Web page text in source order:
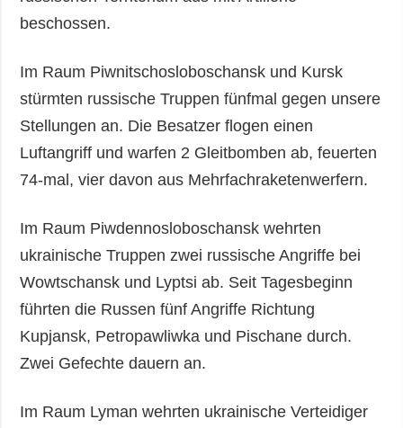
beschossen.
Im Raum Piwnitschosloboschansk und Kursk
stürmten russische Truppen fünfmal gegen unsere
Stellungen an. Die Besatzer flogen einen
Luftangriff und warfen 2 Gleitbomben ab, feuerten
74-mal, vier davon aus Mehrfachraketenwerfern.
Im Raum Piwdennosloboschansk wehrten
ukrainische Truppen zwei russische Angriffe bei
Wowtschansk und Lyptsi ab. Seit Tagesbeginn
führten die Russen fünf Angriffe Richtung
Kupjansk, Petropawliwka und Pischane durch.
Zwei Gefechte dauern an.
Im Raum Lyman wehrten ukrainische Verteidiger